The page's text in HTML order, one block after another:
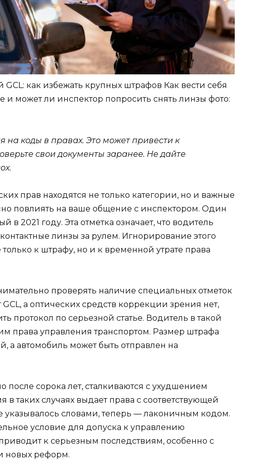
GCL: как избежать крупных штрафов Как вести себя
и может ли инспектор попросить снять линзы фото:
коды в правах. Это может привести к
свои документы заранее. Не дайте
прав находятся не только категории, но и важные
повлиять на ваше общение с инспектором. Один
в 2021 году. Эта отметка означает, что водитель
линзы за рулем. Игнорирование этого
к штрафу, но и к временной утрате права
проверять наличие специальных отметок
GCL, а оптических средств коррекции зрения нет,
протокол по серьезной статье. Водитель в такой
права управления транспортом. Размер штрафа
а автомобиль может быть отправлен на
после сорока лет, сталкиваются с ухудшением
таких случаях выдает права с соответствующей
указывалось словами, теперь — лаконичным кодом.
условие для допуска к управлению
к серьезным последствиям, особенно с
новых реформ.